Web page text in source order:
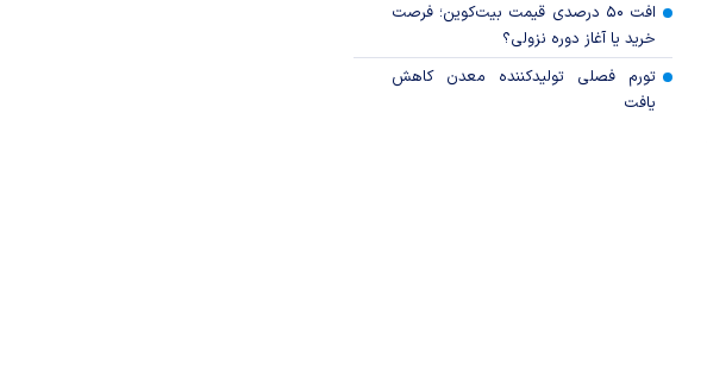
افت ۵۰ درصدی قیمت بیت‌کوین؛ فرصت
خرید یا آغاز دوره نزولی؟
تورم فصلی تولیدکننده معدن کاهش
یافت